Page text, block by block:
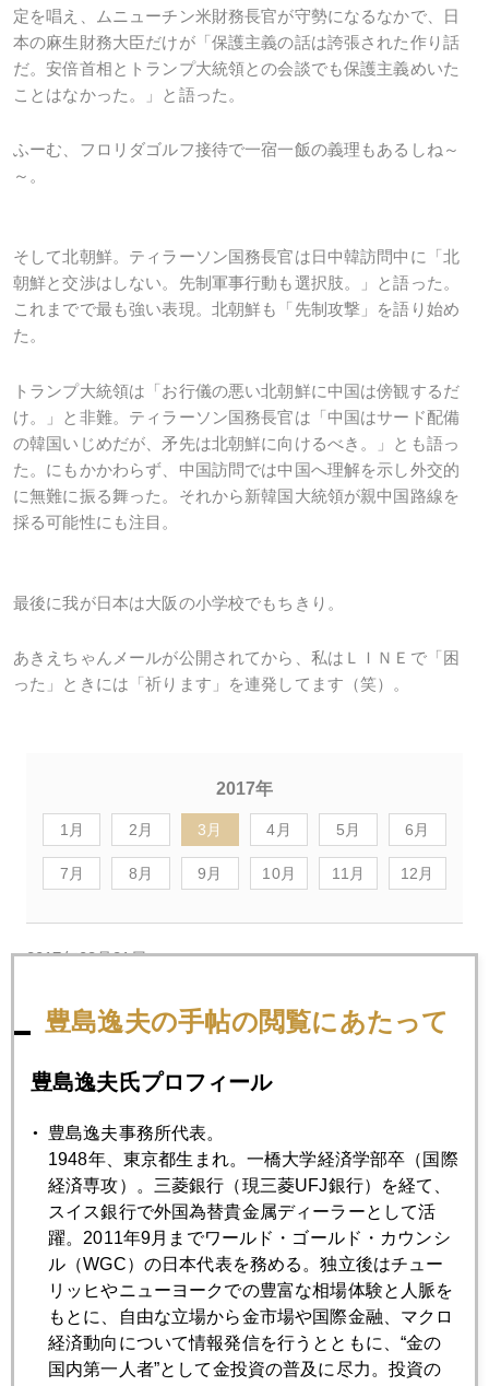
定を唱え、ムニューチン米財務長官が守勢になるなかで、日
本の麻生財務大臣だけが「保護主義の話は誇張された作り話
だ。安倍首相とトランプ大統領との会談でも保護主義めいた
ことはなかった。」と語った。
ふーむ、フロリダゴルフ接待で一宿一飯の義理もあるしね～
～。
そして北朝鮮。ティラーソン国務長官は日中韓訪問中に「北
朝鮮と交渉はしない。先制軍事行動も選択肢。」と語った。
これまでで最も強い表現。北朝鮮も「先制攻撃」を語り始め
た。
トランプ大統領は「お行儀の悪い北朝鮮に中国は傍観するだ
け。」と非難。ティラーソン国務長官は「中国はサード配備
の韓国いじめだが、矛先は北朝鮮に向けるべき。」とも語っ
た。にもかかわらず、中国訪問では中国へ理解を示し外交的
に無難に振る舞った。それから新韓国大統領が親中国路線を
採る可能性にも注目。
最後に我が日本は大阪の小学校でもちきり。
あきえちゃんメールが公開されてから、私はＬＩＮＥで「困
った」ときには「祈ります」を連発してます（笑）。
2017年
1月 2月 3月 4月 5月 6月
7月 8月 9月 10月 11月 12月
2017年03月31日
シュガーハイ相場
2017年03月28日
トランプ大統領だけではない、世界激動の兆し
2017年03月27日
トランプ相場の均衡点を模索する市場
2017年03月24日
豊島逸夫の手帖の閲覧にあたって
豊島逸夫氏プロフィール
豊島逸夫事務所代表。
1948年、東京都生まれ。一橋大学経済学部卒（国際
経済専攻）。三菱銀行（現三菱UFJ銀行）を経て、
スイス銀行で外国為替貴金属ディーラーとして活
躍。2011年9月までワールド・ゴールド・カウンシ
ル（WGC）の日本代表を務める。独立後はチュー
リッヒやニューヨークでの豊富な相場体験と人脈を
もとに、自由な立場から金市場や国際金融、マクロ
経済動向について情報発信を行うとともに、“金の
国内第一人者”として金投資の普及に尽力。投資の